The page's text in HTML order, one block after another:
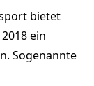
bietet
ein
Sogenannte